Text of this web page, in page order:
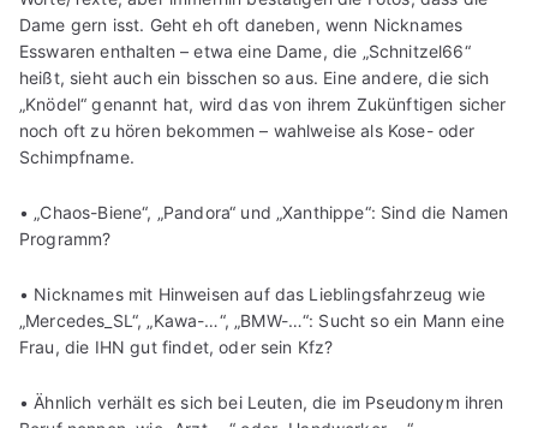
Dame gern isst. Geht eh oft daneben, wenn Nicknames
Esswaren enthalten – etwa eine Dame, die „Schnitzel66“
heißt, sieht auch ein bisschen so aus. Eine andere, die sich
„Knödel“ genannt hat, wird das von ihrem Zukünftigen sicher
noch oft zu hören bekommen – wahlweise als Kose- oder
Schimpfname.
• „Chaos-Biene“, „Pandora“ und „Xanthippe“: Sind die Namen
Programm?
• Nicknames mit Hinweisen auf das Lieblingsfahrzeug wie
„Mercedes_SL“, „Kawa-…“, „BMW-…“: Sucht so ein Mann eine
Frau, die IHN gut findet, oder sein Kfz?
• Ähnlich verhält es sich bei Leuten, die im Pseudonym ihren